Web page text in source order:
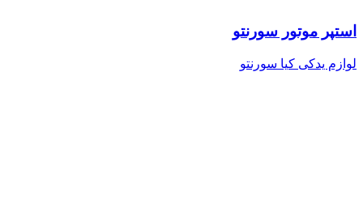
استپر موتور سورنتو
لوازم یدکی کیا سورنتو